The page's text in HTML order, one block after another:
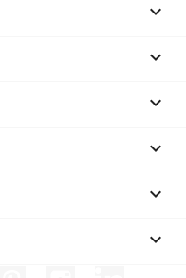





keyboard_arrow_down